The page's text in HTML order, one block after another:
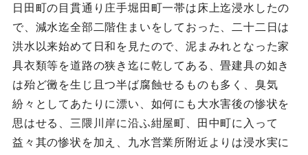
日田町の目貫通り庄手堀田町一帯は床上迄浸水したの
で、減水迄全部二階住まいをしておった、二十二日は
洪水以来始めて日和を見たので、泥まみれとなった家
具衣類等を道路の狭き迄に乾してある、畳建具の如き
は殆ど黴を生じ且つ半ば腐蝕せるものも多く、臭気
紛々としてあたりに漂い、如何にも大水害後の惨状を
思はせる、三隈川岸に沿ふ紺屋町、田中町に入って
益々其の惨状を加え、九水営業所附近よりは浸水実に